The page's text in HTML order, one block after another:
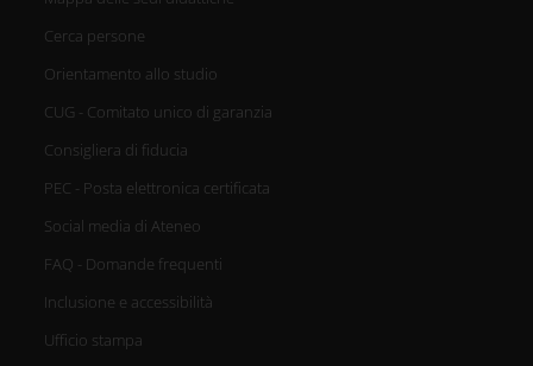
Cerca persone
Orientamento allo studio
CUG - Comitato unico di garanzia
Consigliera di fiducia
PEC - Posta elettronica certificata
Social media di Ateneo
FAQ - Domande frequenti
Inclusione e accessibilità
Ufficio stampa